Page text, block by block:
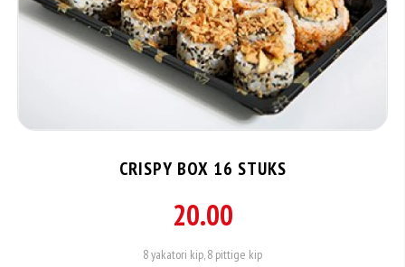
CRISPY BOX 16 STUKS
20.00
8 yakatori kip, 8 pittige kip